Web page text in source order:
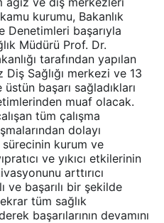
kurumu, Bakanlık
Denetimleri başarıyla
Müdürü Prof. Dr.
tarafından yapılan
Sağlığı merkezi ve 13
başarı sağladıkları
muaf olacak.
tüm çalışma
dolayı
kurum ve
ve yıkıcı etkilerinin
arttırıcı
ve başarılı bir şekilde
tüm sağlık
başarılarının devamını